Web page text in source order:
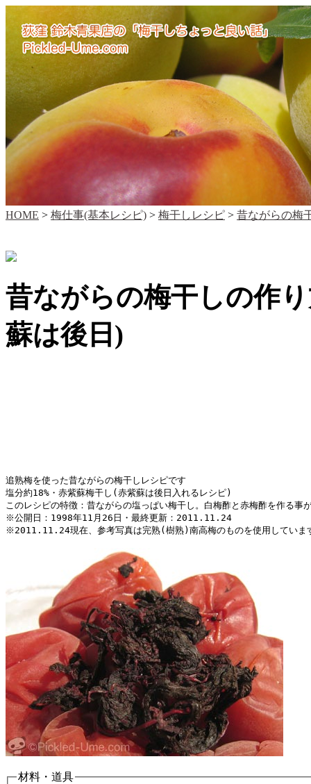
HOME > 梅仕事(基本レシピ) > 梅干しレシピ > 昔ながらの梅
昔ながらの梅干しの作
蘇は後日)
追熟梅を使った昔ながらの梅干しレシピです
塩分約18%・赤紫蘇梅干し(赤紫蘇は後日入れるレシピ)
このレシピの特徴：昔ながらの塩っぱい梅干し。白梅酢と赤梅酢を作る事
※公開日：1998年11月26日・最終更新：2011.11.24
※2011.11.24現在、参考写真は完熟(樹熟)南高梅のものを使用していま
材料・道具